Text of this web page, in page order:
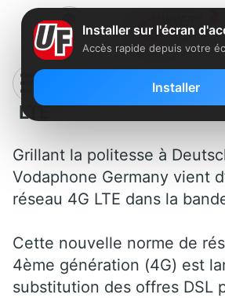
Allemagne : ouverture
LTE
Grillant la politesse à
Vodaphone Germany vient
réseau 4G LTE dans la
Cette nouvelle norme de
4ème génération (4G) est
substitution des offres DSL
Installer sur l'écran
Accès rapide depuis votre
Installer